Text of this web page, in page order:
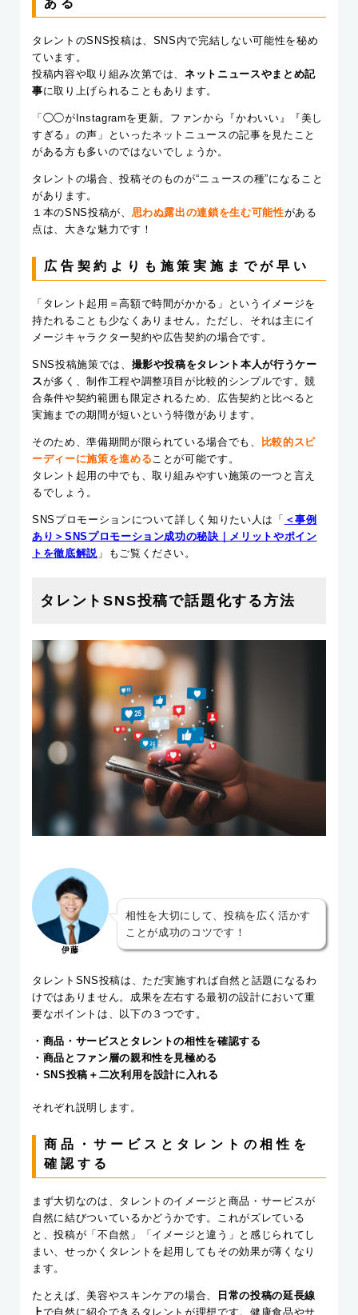
タレントのSNS投稿は、SNS内で完結しない可能性を秘め
ています。
投稿内容や取り組み次第では、ネットニュースやまとめ記
事に取り上げられることもあります。
「◯◯がInstagramを更新。ファンから『かわいい』『美し
すぎる』の声」といったネットニュースの記事を見たこと
がある方も多いのではないでしょうか。
タレントの場合、投稿そのものが“ニュースの種”になること
があります。
１本のSNS投稿が、 思わぬ露出の連鎖を生む可能性がある
点は、大きな魅力です！
広告契約よりも施策実施までが早い
「タレント起用＝高額で時間がかかる」というイメージを
持たれることも少なくありません。ただし、それは主にイ
メージキャラクター契約や広告契約の場合です。
SNS投稿施策では、 撮影や投稿をタレント本人が行うケー
スが多く、制作工程や調整項目が比較的シンプルです。競
合条件や契約範囲も限定されるため、広告契約と比べると
実施までの期間が短いという特徴があります。
そのため、準備期間が限られている場合でも、
比較的スピ
ーディーに施策を進める ことが可能です。
タレント起用の中でも、取り組みやすい施策の一つと言え
るでしょう。
SNSプロモーションについて詳しく知りたい人は「 ＜事例
あり＞SNSプロモーション成功の秘訣｜メリットやポイン
トを徹底解説 」もご覧ください。
タレントSNS投稿で話題化する方法
伊藤
相性を大切にして、投稿を広く活かす
ことが成功のコツです！
タレントSNS投稿は、ただ実施すれば自然と話題になるわ
けではありません。成果を左右する最初の設計において重
要なポイントは、以下の３つです。
・商品・サービスとタレントの相性を確認する
・商品とファン層の親和性を見極める
・SNS投稿＋二次利用を設計に入れる
それぞれ説明します。
商品・サービスとタレントの相性を
確認する
まず大切なのは、タレントのイメージと商品・サービスが
自然に結びついているかどうかです。これがズレている
と、投稿が「不自然」「イメージと違う」と感じられてし
まい、せっかくタレントを起用してもその効果が薄くなり
ます。
たとえば、美容やスキンケアの場合、
日常の投稿の延長線
上で自然に紹介できるタレントが理想です。健康食品やサ